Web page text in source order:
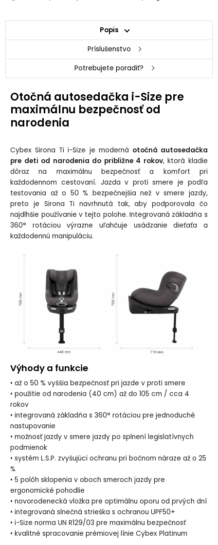
Popis
Príslušenstvo
Potrebujete poradiť?
Otočná autosedačka i-Size pre
maximálnu bezpečnosť od
narodenia
Cybex Sirona Ti i-Size je moderná otočná autosedačka
pre deti od narodenia do približne 4 rokov, ktorá kladie
dôraz na maximálnu bezpečnosť a komfort pri
každodennom cestovaní. Jazda v proti smere je podľa
testovania až o 50 % bezpečnejšia než v smere jazdy,
preto je Sirona Ti navrhnutá tak, aby podporovala čo
najdlhšie používanie v tejto polohe. Integrovaná základňa s
360° rotáciou výrazne uľahčuje usádzanie dieťaťa a
každodennú manipuláciu.
Výhody a funkcie
• až o 50 % vyššia bezpečnosť pri jazde v proti smere
• použitie od narodenia (40 cm) až do 105 cm / cca 4
rokov
• integrovaná základňa s 360° rotáciou pre jednoduché
nastupovanie
• možnosť jazdy v smere jazdy po splnení legislatívnych
podmienok
• systém L.S.P. zvyšujúci ochranu pri bočnom náraze až o 25
%
• 5 polôh sklopenia v oboch smeroch jazdy pre
ergonomické pohodlie
• novorodenecká vložka pre optimálnu oporu od prvých dní
• integrovaná slnečná strieška s ochranou UPF50+
• i-Size norma UN R129/03 pre maximálnu bezpečnosť
• kvalitné spracovanie prémiovej línie Cybex Platinum